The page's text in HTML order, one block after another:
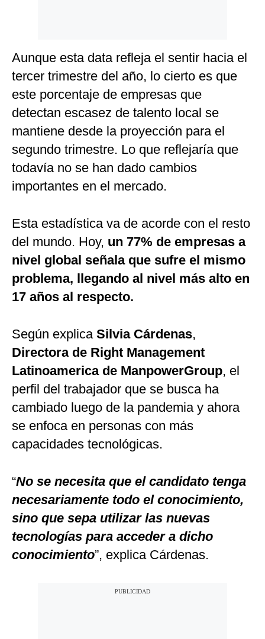
Aunque esta data refleja el sentir hacia el
tercer trimestre del año, lo cierto es que
este porcentaje de empresas que
detectan escasez de talento local se
mantiene desde la proyección para el
segundo trimestre. Lo que reflejaría que
todavía no se han dado cambios
importantes en el mercado.
Esta estadística va de acorde con el resto
del mundo. Hoy, un 77% de empresas a
nivel global señala que sufre el mismo
problema, llegando al nivel más alto en
17 años al respecto.
Según explica Silvia Cárdenas,
Directora de Right Management
Latinoamerica de ManpowerGroup, el
perfil del trabajador que se busca ha
cambiado luego de la pandemia y ahora
se enfoca en personas con más
capacidades tecnológicas.
“No se necesita que el candidato tenga
necesariamente todo el conocimiento,
sino que sepa utilizar las nuevas
tecnologías para acceder a dicho
conocimiento”, explica Cárdenas.